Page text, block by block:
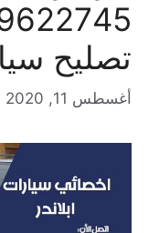
تصليح
أغسطس 11, 2020